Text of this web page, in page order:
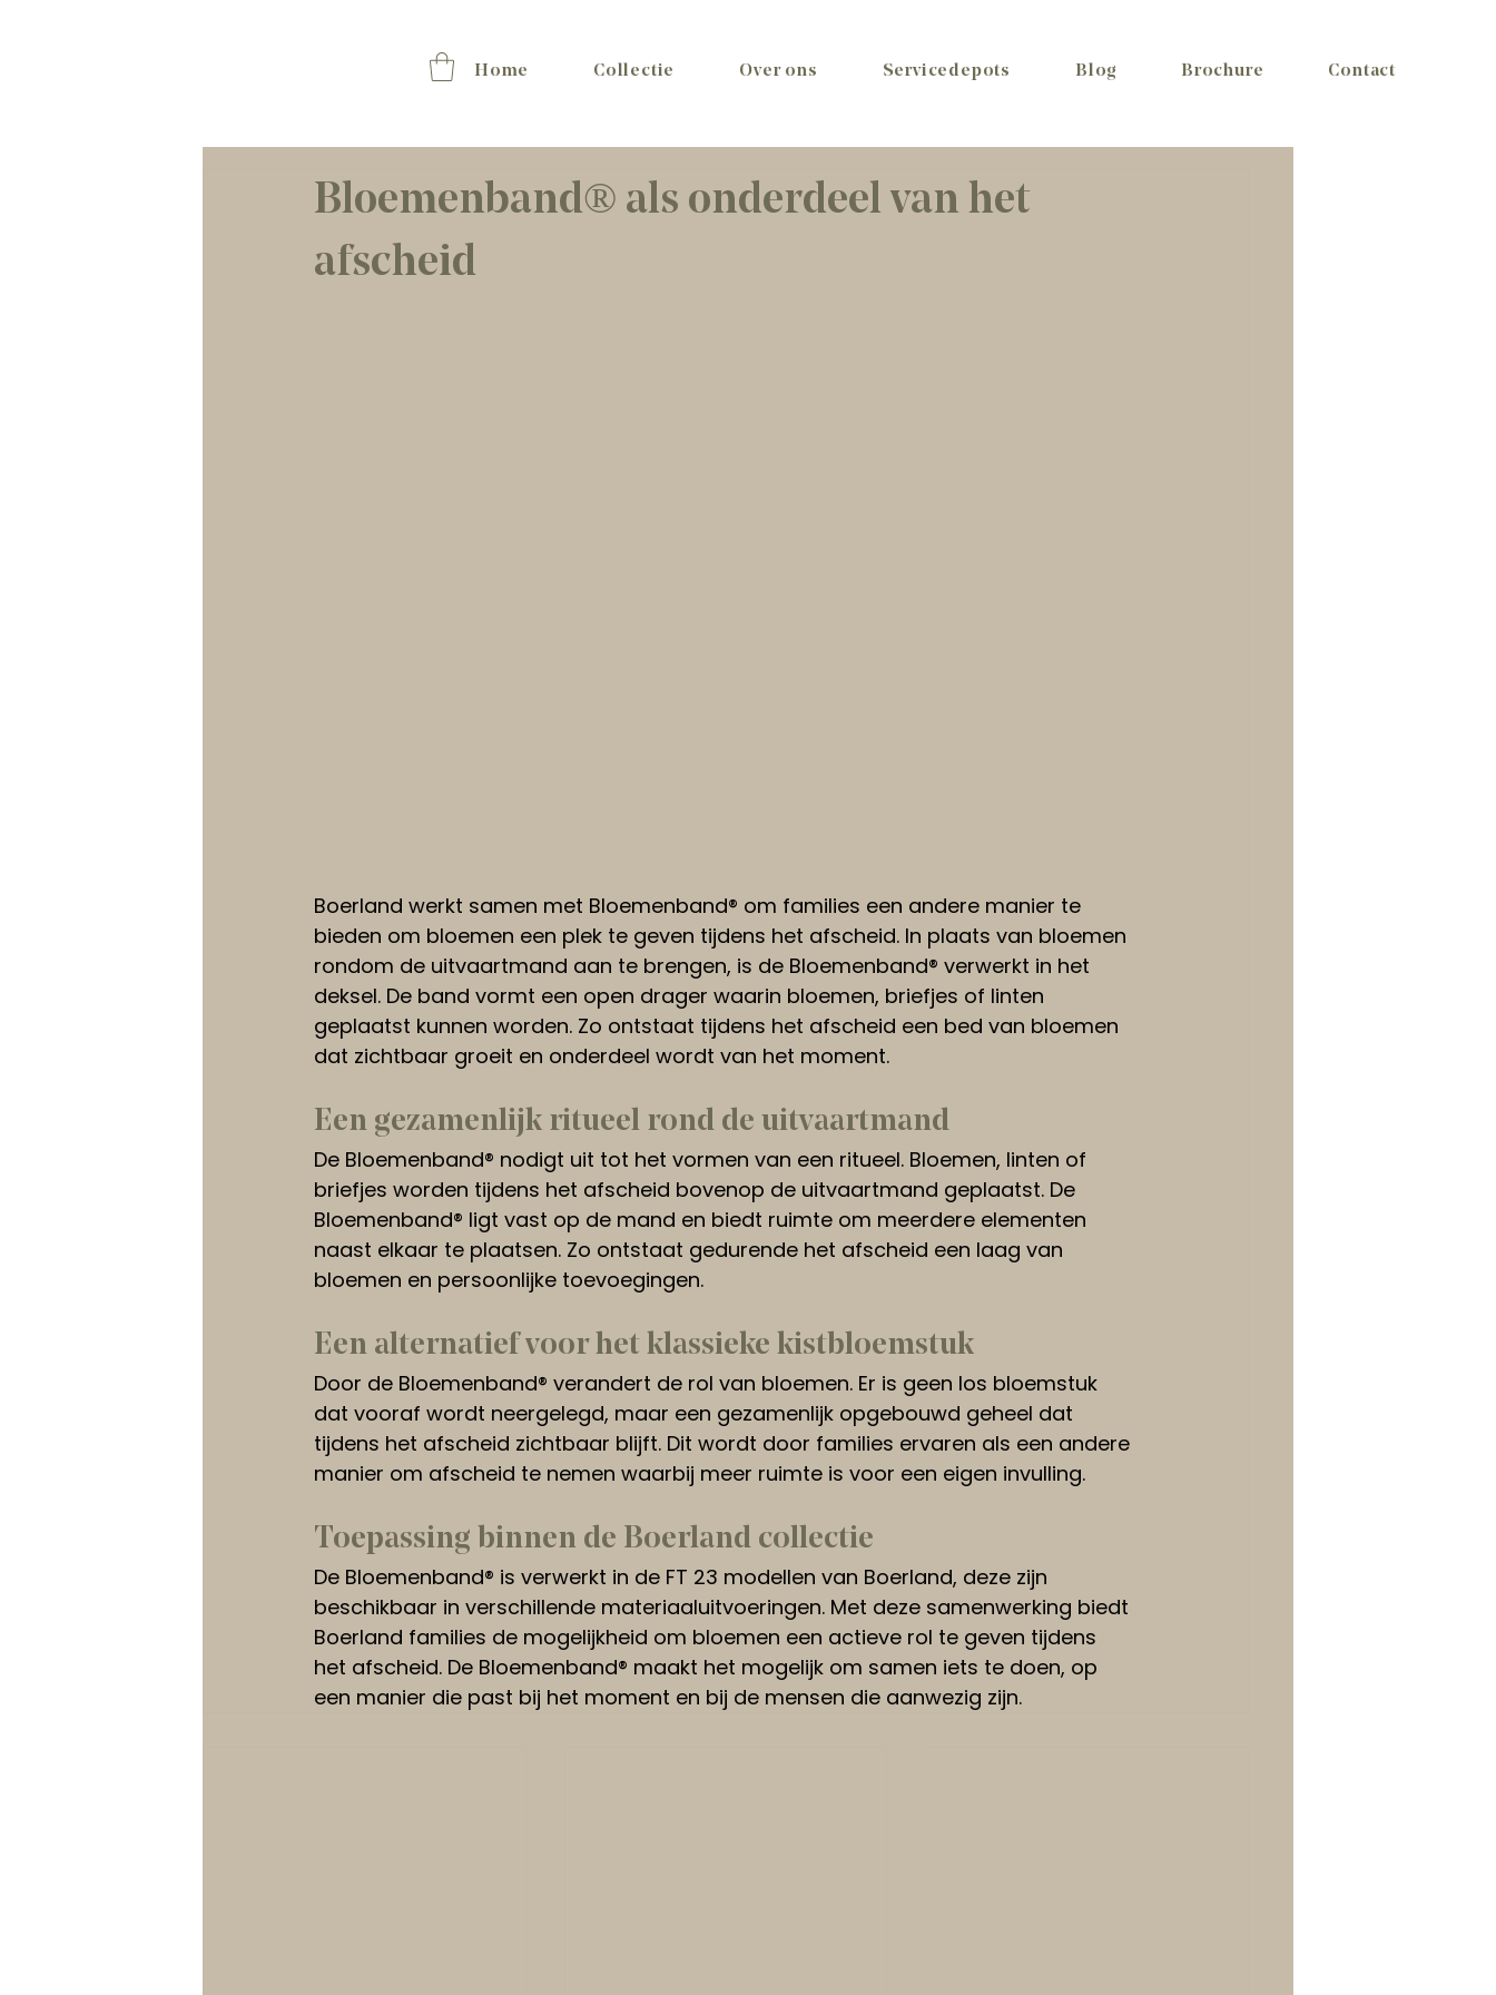
Home Collectie Over ons Servicedepots Blog Brochure Contact
Bloemenband® als onderdeel van het
afscheid
Boerland werkt samen met Bloemenband® om families een andere manier te
bieden om bloemen een plek te geven tijdens het afscheid. In plaats van bloemen
rondom de uitvaartmand aan te brengen, is de Bloemenband® verwerkt in het
deksel. De band vormt een open drager waarin bloemen, briefjes of linten
geplaatst kunnen worden. Zo ontstaat tijdens het afscheid een bed van bloemen
dat zichtbaar groeit en onderdeel wordt van het moment.
Een gezamenlijk ritueel rond de uitvaartmand
De Bloemenband® nodigt uit tot het vormen van een ritueel. Bloemen, linten of
briefjes worden tijdens het afscheid bovenop de uitvaartmand geplaatst. De
Bloemenband® ligt vast op de mand en biedt ruimte om meerdere elementen
naast elkaar te plaatsen. Zo ontstaat gedurende het afscheid een laag van
bloemen en persoonlijke toevoegingen.
Een alternatief voor het klassieke kistbloemstuk
Door de Bloemenband® verandert de rol van bloemen. Er is geen los bloemstuk
dat vooraf wordt neergelegd, maar een gezamenlijk opgebouwd geheel dat
tijdens het afscheid zichtbaar blijft. Dit wordt door families ervaren als een andere
manier om afscheid te nemen waarbij meer ruimte is voor een eigen invulling.
Toepassing binnen de Boerland collectie
De Bloemenband® is verwerkt in de FT 23 modellen van Boerland, deze zijn
beschikbaar in verschillende materiaaluitvoeringen. Met deze samenwerking biedt
Boerland families de mogelijkheid om bloemen een actieve rol te geven tijdens
het afscheid. De Bloemenband® maakt het mogelijk om samen iets te doen, op
een manier die past bij het moment en bij de mensen die aanwezig zijn.